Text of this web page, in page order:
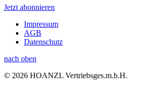
Jetzt abonnieren
Impressum
AGB
Datenschutz
nach oben
© 2026 HOANZL Vertriebsges.m.b.H.